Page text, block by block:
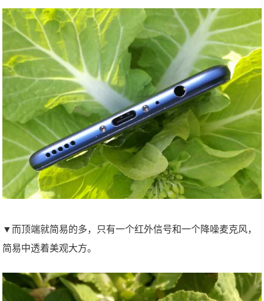
▼而顶端就简易的多，只有一个红外信号和一个降噪麦克风，
简易中透着美观大方。